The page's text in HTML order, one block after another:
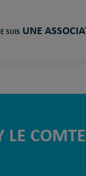
SUIS UNE
LE COMTE